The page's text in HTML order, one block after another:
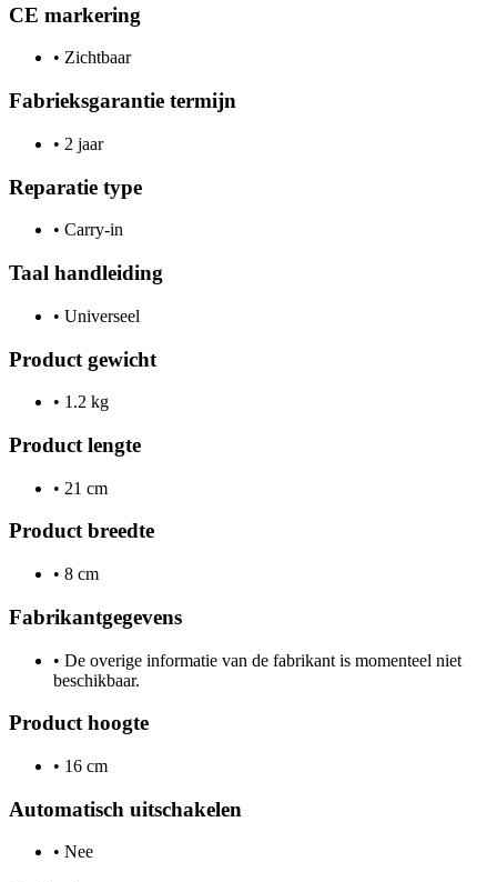
CE markering
• Zichtbaar
Fabrieksgarantie termijn
• 2 jaar
Reparatie type
• Carry-in
Taal handleiding
• Universeel
Product gewicht
• 1.2 kg
Product lengte
• 21 cm
Product breedte
• 8 cm
Fabrikantgegevens
• De overige informatie van de fabrikant is momenteel niet
beschikbaar.
Product hoogte
• 16 cm
Automatisch uitschakelen
• Nee